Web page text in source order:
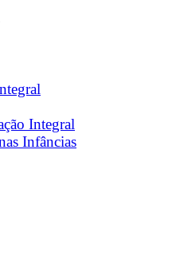
Integral
Infâncias